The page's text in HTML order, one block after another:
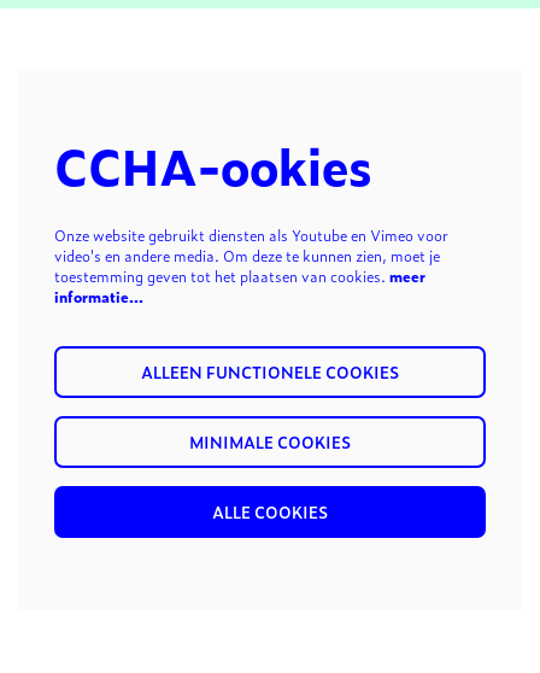
CCHA-ookies
Onze website gebruikt diensten als Youtube en Vimeo voor
video's en andere media. Om deze te kunnen zien, moet je
toestemming geven tot het plaatsen van cookies. meer
informatie…
ALLEEN FUNCTIONELE COOKIES
MINIMALE COOKIES
ALLE COOKIES